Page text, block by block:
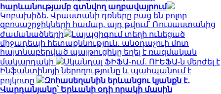
հարևանությամբ գտնվող աղբավայրում
Կոբախիձե. Վրաստանի դռները բաց են բոլոր
զբոսաշրջիկների համար, այդ թվում՝ Ռուսաստանից
ժամանածների
Լայպցիգում տեղի ունեցած
միջադեպի հետաքննություն․ անօդաչուի մոտ
հայտնաբերված պայթուցիկը եղել է ռազմական
մակարդակի
Սկանդալ ՖԻՖԱ-ում․ ՈՒԵՖԱ-ն մերժել է
Ինֆանտինոյի ներողությունը և պահպանում է
բոյկոտը
Զոհասեղանին երևանցու կյանքն է․
Վարդանյանը՝ Երևանի օդի որակի մասին